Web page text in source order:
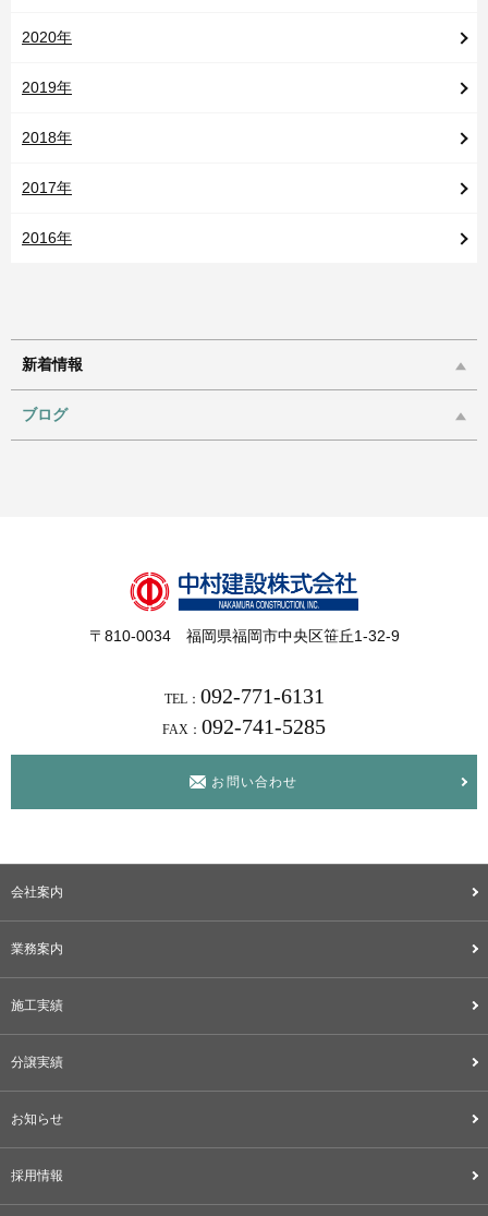
2020年
2019年
2018年
2017年
2016年
新着情報
ブログ
〒810-0034 福岡県福岡市中央区笹丘1-32-9
TEL： 092-771-6131
FAX： 092-741-5285
お問い合わせ
会社案内
業務案内
施工実績
分譲実績
お知らせ
採用情報